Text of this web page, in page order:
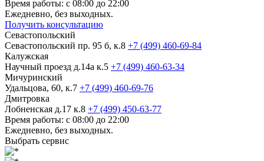
Время работы: с 08:00 до 22:00
Ежедневно, без выходных.
Получить консультацию
Севастопольский
Севастопольский пр. 95 б, к.8 +7 (499) 460-69-84
Калужская
Научный проезд д.14а к.5 +7 (499) 460-63-34
Мичуринский
Удальцова, 60, к.7 +7 (499) 460-69-76
Дмитровка
Лобненская д.17 к.8 +7 (499) 450-63-77
Время работы: с 08:00 до 22:00
Ежедневно, без выходных.
Выбрать сервис